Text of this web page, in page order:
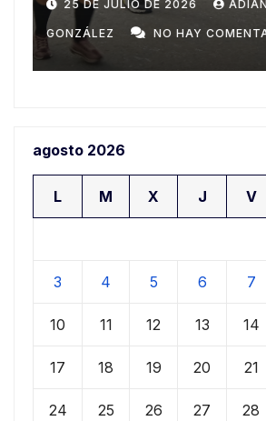
20 DE JULIO DE 2026
GONZÁLEZ NO HAY
agosto 2026
L M X J V
3 4 5 6 7
10 11 12 13 14
17 18 19 20 21
24 25 26 27 28